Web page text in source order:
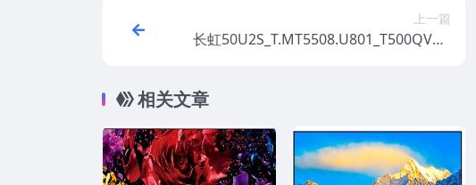
上一篇
长虹50U2S_T.MT5508.U801_T500QVN0
相关文章